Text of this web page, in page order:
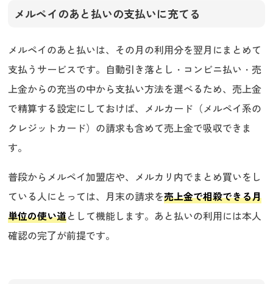
メルペイのあと払いの支払いに充てる
メルペイのあと払いは、その月の利用分を翌月にまとめて
支払うサービスです。自動引き落とし・コンビニ払い・売
上金からの充当の中から支払い方法を選べるため、売上金
で精算する設定にしておけば、メルカード（メルペイ系の
クレジットカード）の請求も含めて売上金で吸収できま
す。
普段からメルペイ加盟店や、メルカリ内でまとめ買いをし
ている人にとっては、月末の請求を売上金で相殺できる月
単位の使い道として機能します。あと払いの利用には本人
確認の完了が前提です。